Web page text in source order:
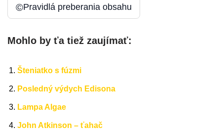
©Pravidlá preberania obsahu
Mohlo by ťa tiež zaujímať:
Šteniatko s fúzmi
Posledný výdych Edisona
Lampa Algae
John Atkinson – ťahač